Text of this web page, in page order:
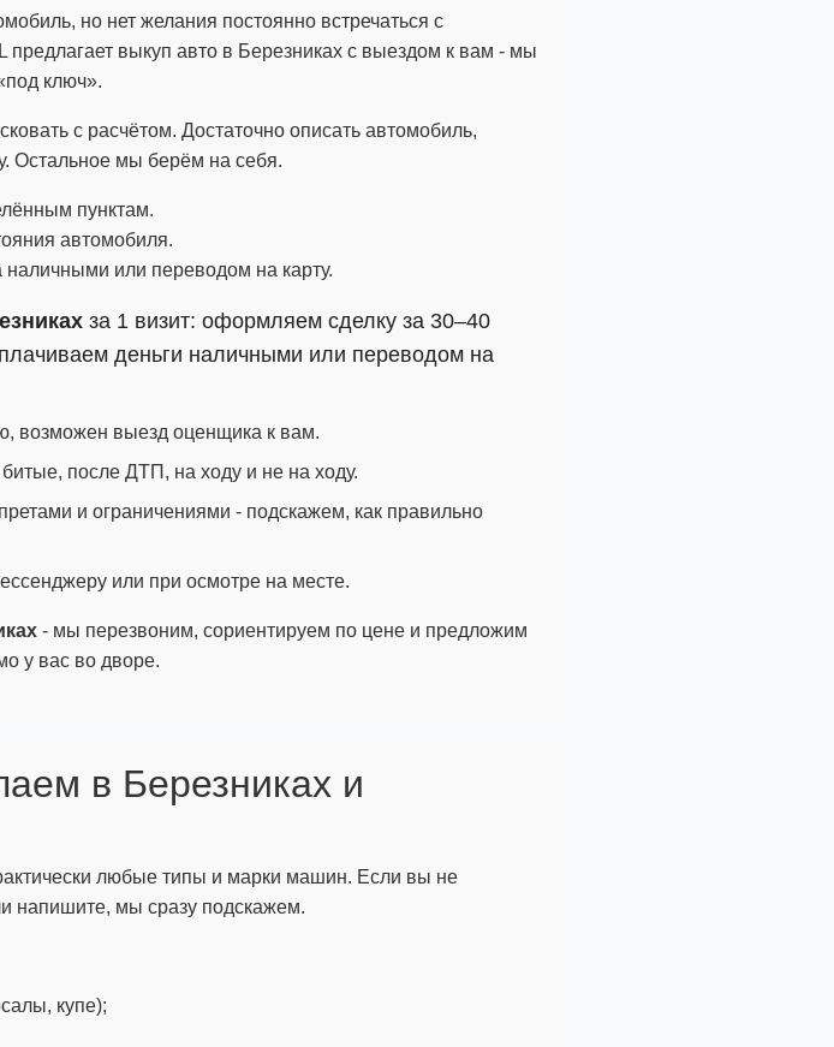
но нет желания постоянно встречаться с
выкуп авто в Березниках с выездом к вам - мы
ключ».
с расчётом. Достаточно описать автомобиль,
Остальное мы берём на себя.
пунктам.
автомобиля.
или переводом на карту.
за 1 визит: оформляем сделку за 30–40
деньги наличными или переводом на
возможен выезд оценщика к вам.
после ДТП, на ходу и не на ходу.
и ограничениями - подскажем, как правильно
или при осмотре на месте.
- мы перезвоним, сориентируем по цене и предложим
у вас во дворе.
в Березниках и
любые типы и марки машин. Если вы не
напишите, мы сразу подскажем.
купе);